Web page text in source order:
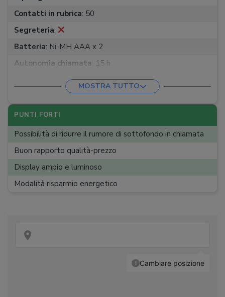
Contatti in rubrica: 50
Segreteria:
Batteria: Ni-MH AAA x 2
Autonomia chiamata: 15 h
Autonomia standby:170 h
Navigazione Internet
Schermo : LCD a segmenti
Retroilluminazione :
MOSTRA TUTTO
PUNTI FORTI
Possibilità di ridurre il rumore di sottofondo in chiamata
Buon rapporto qualità-prezzo
Display ampio e luminoso
Modalità risparmio energetico